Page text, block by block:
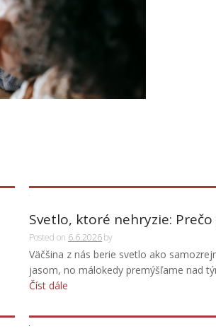
Svetlo, ktoré nehryzie:
Posted on 6.6.2026by
Väčšina z nás berie svetlo ako
jasom, no málokedy premýšľame nad
Číst dále